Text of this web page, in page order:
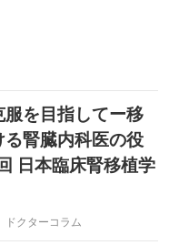
服を目指してー移
腎臓内科医の役
日本臨床腎移植学
ドクターコラム